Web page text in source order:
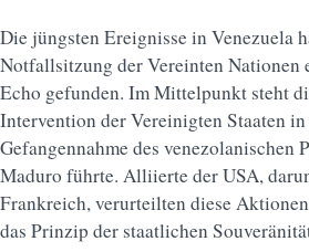
Die jüngsten Ereignisse in Venezuela
Notfallsitzung der Vereinten Nationen
Echo gefunden. Im Mittelpunkt steht
Intervention der Vereinigten Staaten
Gefangennahme des venezolanischen
Maduro führte. Alliierte der USA,
Frankreich, verurteilten diese
das Prinzip der staatlichen